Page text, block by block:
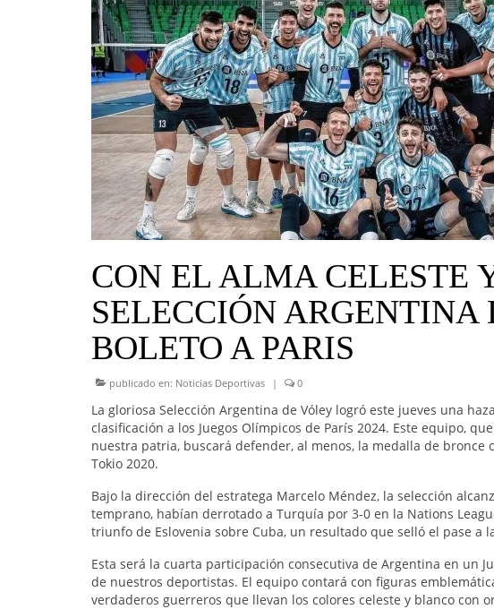
CON EL ALMA CELESTE
SELECCIÓN ARGENTINA
BOLETO A PARIS
publicado en: Noticias Deportivas | 0
La gloriosa Selección Argentina de Vóley logró este jueves una
clasificación a los Juegos Olímpicos de París 2024. Este equipo,
nuestra patria, buscará defender, al menos, la medalla de
Tokio 2020.
Bajo la dirección del estratega Marcelo Méndez, la selección
temprano, habían derrotado a Turquía por 3-0 en la Nations
triunfo de Eslovenia sobre Cuba, un resultado que selló el pase a
Esta será la cuarta participación consecutiva de Argentina en un
de nuestros deportistas. El equipo contará con figuras
verdaderos guerreros que llevan los colores celeste y blanco con